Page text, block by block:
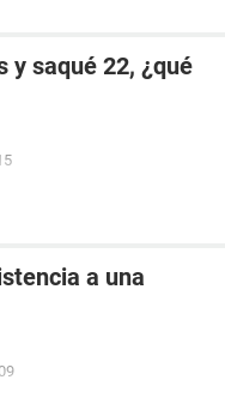
y saqué 22, ¿qué
a una